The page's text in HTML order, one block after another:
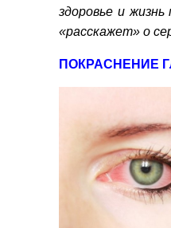
здоровье и
«расскажет» о
ПОКРАСНЕНИЕ